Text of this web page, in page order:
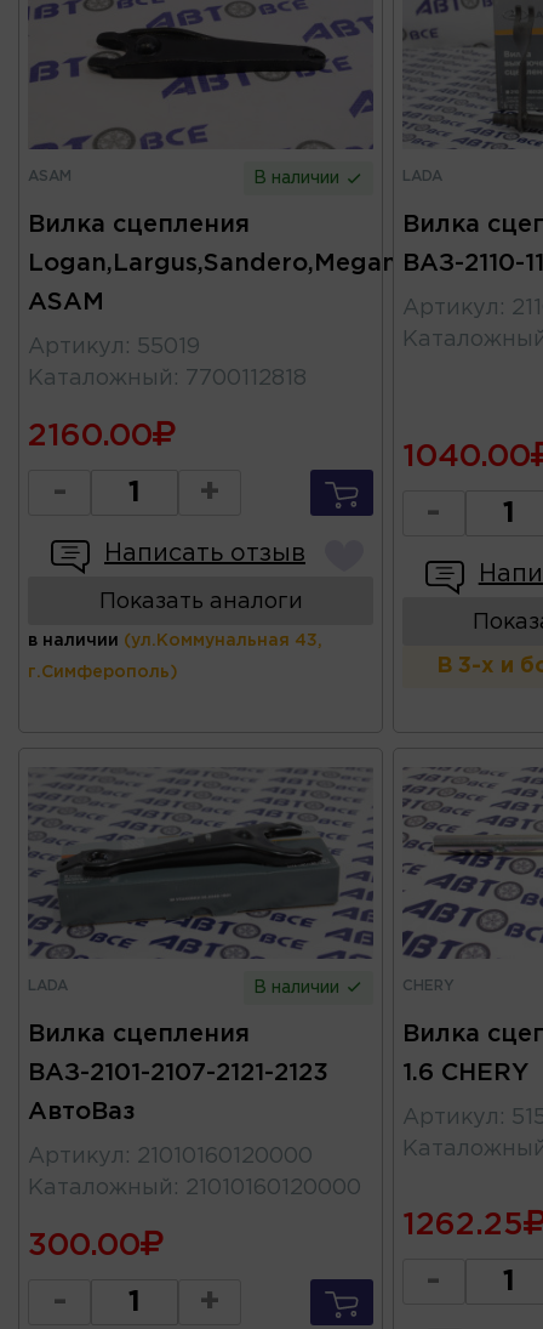
ASAM В наличии
Вилка сцепления
Logan,Largus,Sandero,Megane
ASAM
Артикул : 55019
Каталожный : 7700112818
2160.00
- +
Написать отзыв
Показать аналоги
в наличии (ул.Коммунальная 43,
г.Симферополь)
LADA
Вилка
ВАЗ-2110-
Артикул :
1040.00
-
В 3-х и
LADA В наличии
Вилка сцепления
ВАЗ-2101-2107-2121-2123
АвтоВаз
Артикул : 21010160120000
Каталожный : 21010160120000
300.00
- +
CHERY
Вилка
1.6 CHERY
Артикул :
1262.25
-